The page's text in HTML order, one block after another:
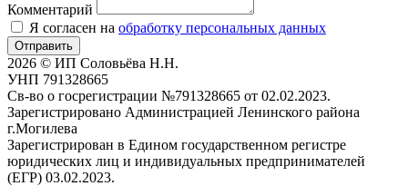
Комментарий
Я согласен на обработку персональных данных
Отправить
2026 © ИП Соловьёва Н.Н.
УНП 791328665
Св-во о госрегистрации №791328665 от 02.02.2023.
Зарегистрировано Администрацией Ленинского района
г.Могилева
Зарегистрирован в Едином государственном регистре
юридических лиц и индивидуальных предпринимателей
(ЕГР) 03.02.2023.